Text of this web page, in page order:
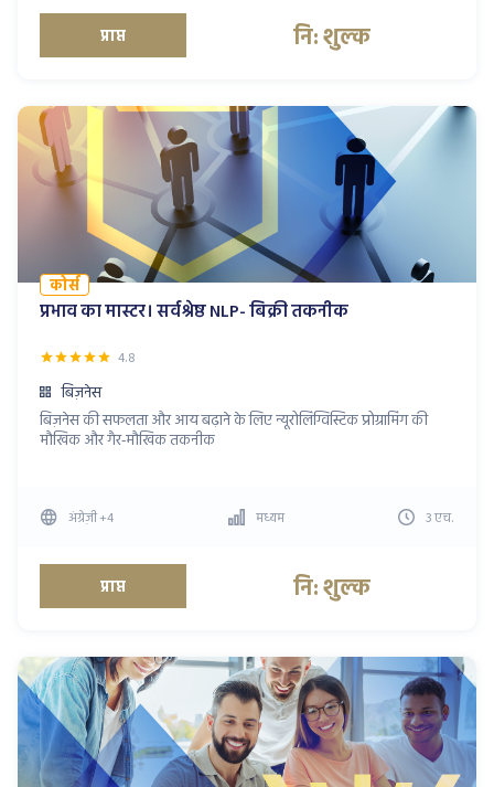
प्राप्त नि: शुल्क
कोर्स
प्रभाव का मास्टर। सर्वश्रेष्ठ NLP- बिक्री तकनीक
4.8
बिज़नेस
बिज़नेस की सफलता और आय बढ़ाने के लिए न्यूरोलिंग्विस्टिक प्रोग्रामिंग की
मौखिक और गैर-मौखिक तकनीक
अंग्रेज़ी+4 मध्यम 3 एच.
प्राप्त नि: शुल्क